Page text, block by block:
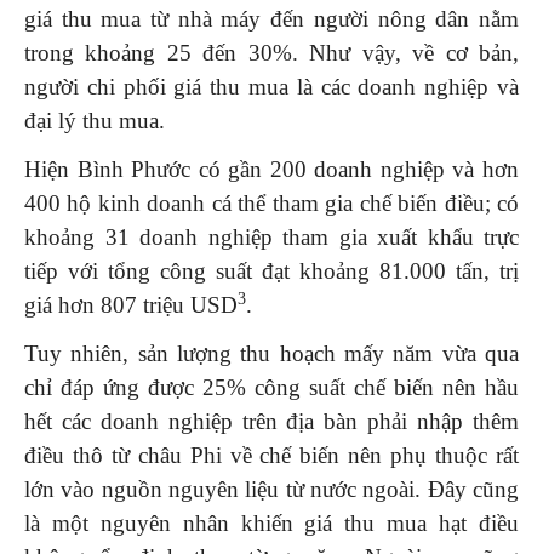
giá thu mua từ nhà máy đến người nông dân nằm
trong khoảng 25 đến 30%. Như vậy, về cơ bản,
người chi phối giá thu mua là các doanh nghiệp và
đại lý thu mua.
Hiện Bình Phước có gần 200 doanh nghiệp và hơn
400 hộ kinh doanh cá thể tham gia chế biến điều; có
khoảng 31 doanh nghiệp tham gia xuất khẩu trực
tiếp với tổng công suất đạt khoảng 81.000 tấn, trị
giá hơn 807 triệu USD3.
Tuy nhiên, sản lượng thu hoạch mấy năm vừa qua
chỉ đáp ứng được 25% công suất chế biến nên hầu
hết các doanh nghiệp trên địa bàn phải nhập thêm
điều thô từ châu Phi về chế biến nên phụ thuộc rất
lớn vào nguồn nguyên liệu từ nước ngoài. Đây cũng
là một nguyên nhân khiến giá thu mua hạt điều